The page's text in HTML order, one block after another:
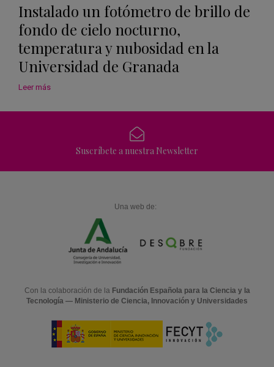
Instalado un fotómetro de brillo de
fondo de cielo nocturno,
temperatura y nubosidad en la
Universidad de Granada
Leer más
Suscríbete a nuestra Newsletter
Una web de:
Con la colaboración de la Fundación Española para la Ciencia y la
Tecnología — Ministerio de Ciencia, Innovación y Universidades